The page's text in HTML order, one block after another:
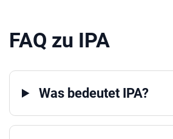
FAQ zu IPA
Was bedeutet IPA?